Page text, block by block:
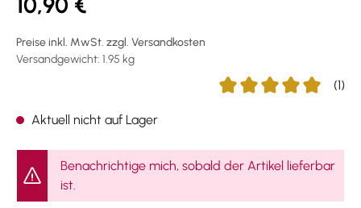
Preise inkl. MwSt. zzgl. Versandkosten
Versandgewicht: 1.95 kg
(1)
Aktuell nicht auf Lager
Benachrichtige mich, sobald der Artikel lieferbar
ist.